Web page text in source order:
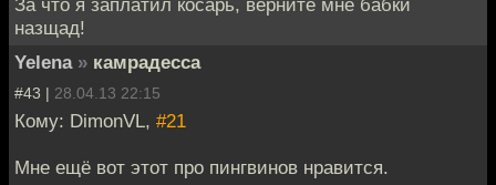
За что я заплатил косарь, верните мне бабки
назщад!
Yelena » камрадесса
#43 | 28.04.13 22:15
Кому: DimonVL, #21
Мне ещё вот этот про пингвинов нравится.